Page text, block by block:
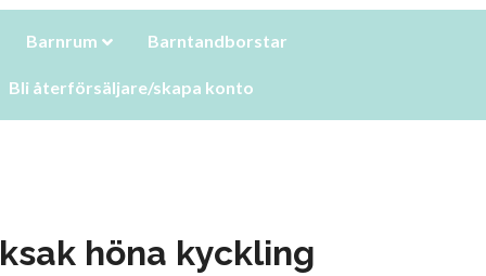
Barnrum Barntandborstar
Bli återförsäljare/skapa konto
höna kyckling